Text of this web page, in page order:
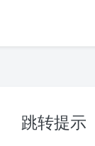
跳转提示